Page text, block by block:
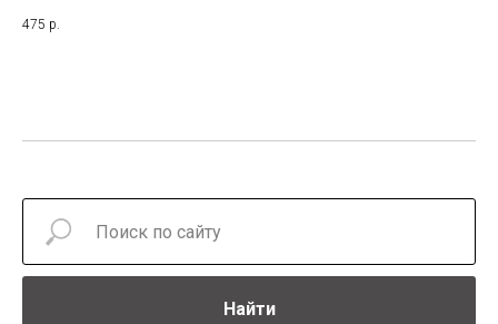
475 р.
Найти